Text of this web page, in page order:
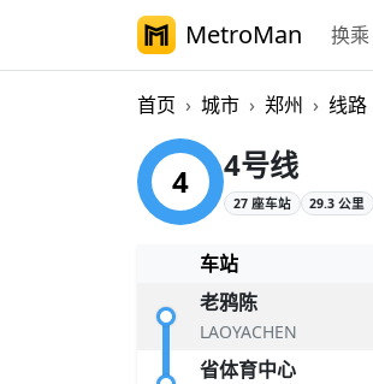
MetroMan 换乘
首页 城市 郑州 线路
郑州地铁4
4 4号线
27 座车站 29.3 公里
车站
老鸦陈
LAOYACHEN
省体育中心